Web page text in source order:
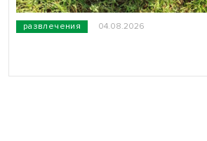
развлечения 04.08.2026